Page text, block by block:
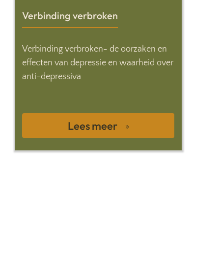
Verbinding verbroken
Verbinding verbroken- de oorzaken en
effecten van depressie en waarheid over
anti-depressiva
Lees meer